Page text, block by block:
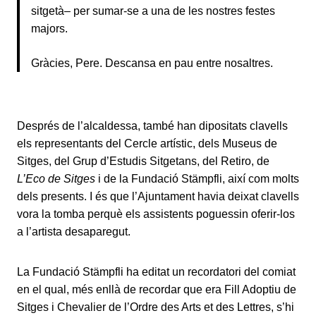
sitgetà– per sumar-se a una de les nostres festes
majors.
Gràcies, Pere. Descansa en pau entre nosaltres.
Després de l’alcaldessa, també han dipositats clavells
els representants del Cercle artístic, dels Museus de
Sitges, del Grup d’Estudis Sitgetans, del Retiro, de
L’Eco de Sitges i de la Fundació Stämpfli, així com molts
dels presents. I és que l’Ajuntament havia deixat clavells
vora la tomba perquè els assistents poguessin oferir-los
a l’artista desaparegut.
La Fundació Stämpfli ha editat un recordatori del comiat
en el qual, més enllà de recordar que era Fill Adoptiu de
Sitges i Chevalier de l’Ordre des Arts et des Lettres, s’hi